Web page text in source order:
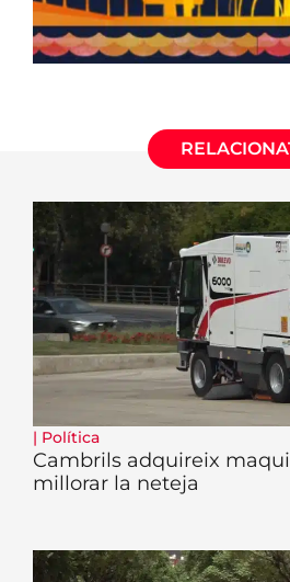
| Política
Cambrils adquireix
millorar la neteja